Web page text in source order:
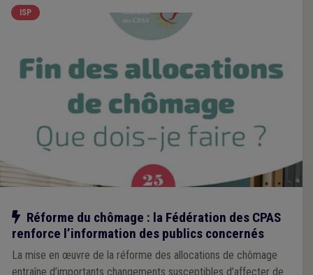
ISP
Notre action
Réforme du chômage : la Fédération des CPAS
renforce l’information des publics concernés
La mise en œuvre de la réforme des allocations de chômage
entraîne d’importants changements susceptibles d’affecter de